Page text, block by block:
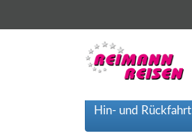
Hin- und Rückfahrt